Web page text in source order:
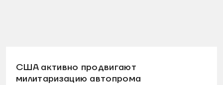
США активно продвигают
милитаризацию автопрома